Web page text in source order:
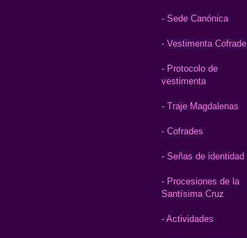
- Sede Canónica
- Vestimenta Cofrade
- Protocolo de
vestimenta
- Traje Magdalenas
- Cofrades
- Señas de identidad
- Procesiones de la
Santísima Cruz
- Actividades